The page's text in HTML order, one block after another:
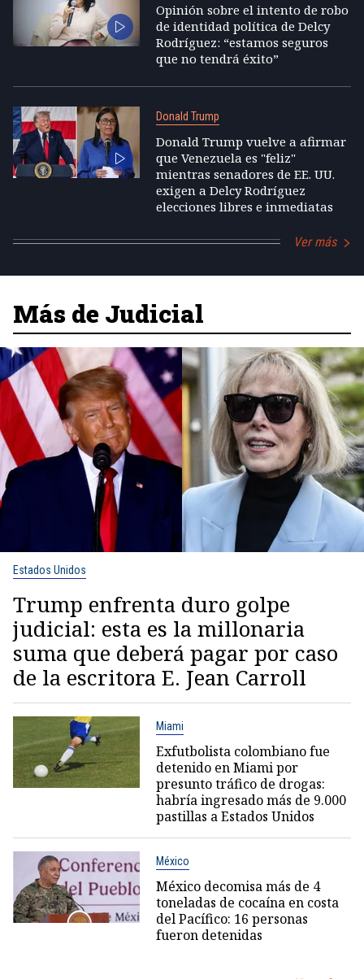
Opinión sobre el intento de robo
de identidad política de Delcy
Rodríguez: “estamos seguros
que no tendrá éxito”
Donald Trump
Donald Trump vuelve a afirmar
que Venezuela es "feliz"
mientras senadores de EE. UU.
exigen a Delcy Rodríguez
elecciones libres e inmediatas
Ver más
Más de Judicial
Estados Unidos
Trump enfrenta duro golpe
judicial: esta es la millonaria
suma que deberá pagar por caso
de la escritora E. Jean Carroll
Miami
Exfutbolista colombiano fue
detenido en Miami por
presunto tráfico de drogas:
habría ingresado más de 9.000
pastillas a Estados Unidos
México
México decomisa más de 4
toneladas de cocaína en costa
del Pacífico: 16 personas
fueron detenidas